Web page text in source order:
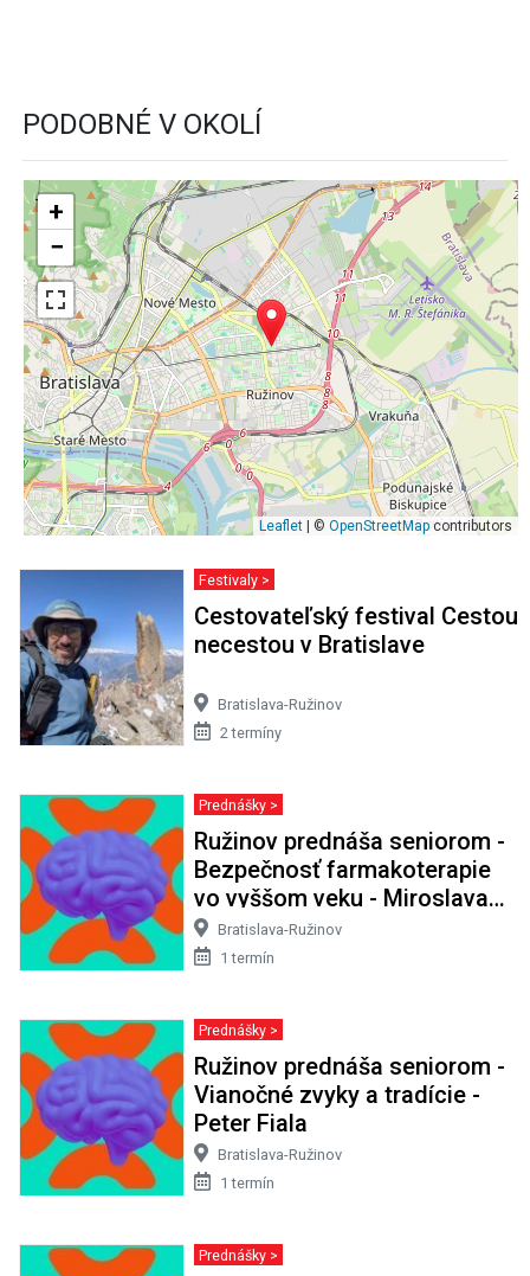
PODOBNÉ V OKOLÍ
+
−
Leaflet | © OpenStreetMapcontributors
Festivaly >
Cestovateľský festival Cestou
necestou v Bratislave
Bratislava-Ružinov
2 termíny
Prednášky >
Ružinov prednáša seniorom -
Bezpečnosť farmakoterapie
vo vyššom veku - Miroslava
Snopková
Bratislava-Ružinov
1 termín
Prednášky >
Ružinov prednáša seniorom -
Vianočné zvyky a tradície -
Peter Fiala
Bratislava-Ružinov
1 termín
Prednášky >